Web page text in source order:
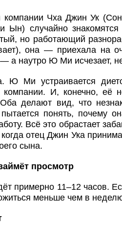
компании Чха Джин Ук
случайно знакомятся
но работающий
она — приехала на
а наутро Ю Ми исчезает,
Ю Ми устраивается
компании. И, конечно, её
делают вид, что
понять, почему
Всё это обрастает
отец Джин Ука
сына.
просмотр
примерно 11–12 часов.
меньше чем в